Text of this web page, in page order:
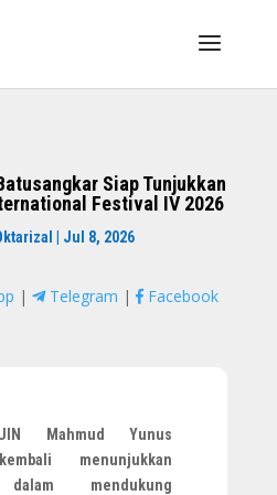
Siap Tunjukkan
Festival IV 2026
Jul 8, 2026
| Telegram |
Facebook
Mahmud Yunus
menunjukkan
dalam mendukung